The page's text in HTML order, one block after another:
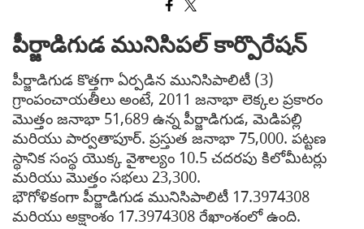
పీర్జాడిగుడ మునిసిపల్ కార్పొరేషన్
పీర్జాడిగుడ కొత్తగా ఏర్పడిన మునిసిపాలిటీ (3)
గ్రాంపంచాయతీలు అంటే, 2011 జనాభా లెక్కల ప్రకారం
మొత్తం జనాభా 51,689 ఉన్న పీర్జాడిగుడ, మెడిపల్లి
మరియు పార్వతాపూర్. ప్రస్తుత జనాభా 75,000. పట్టణ
స్థానిక సంస్థ యొక్క వైశాల్యం 10.5 చదరపు కిలోమీటర్లు
మరియు మొత్తం సభలు 23,300.
భౌగోళికంగా పీర్జాడిగుడ మునిసిపాలిటీ 17.3974308
మరియు అక్షాంశం 17.3974308 రేఖాంశంలో ఉంది.